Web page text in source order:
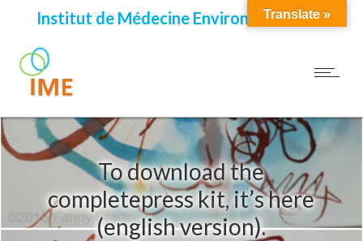
Institut de Médecine Environnementale
To download the
completepress kit, it’s here
(english version).
Translate »